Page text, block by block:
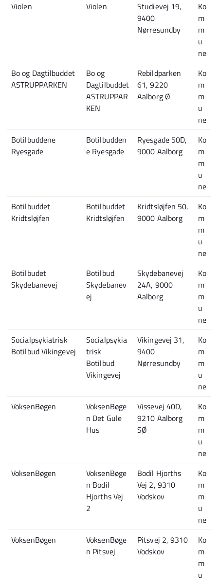
Violen
Violen
Studievej 19,
9400
Nørresundby
Ko
m
m
u
ne
Bo og Dagtilbuddet
ASTRUPPARKEN
Bo og
Dagtilbuddet
ASTRUPPAR
KEN
Rebildparken
61, 9220
Aalborg Ø
Ko
m
m
u
ne
Botilbuddene
Ryesgade
Botilbudden
e Ryesgade
Ryesgade 50D,
9000 Aalborg
Ko
m
m
u
ne
Botilbuddet
Kridtsløjfen
Botilbuddet
Kridtsløjfen
Kridtsløjfen 50,
9000 Aalborg
Ko
m
m
u
ne
Botilbudet
Skydebanevej
Botilbud
Skydebanev
ej
Skydebanevej
24A, 9000
Aalborg
Ko
m
m
u
ne
Socialpsykiatrisk
Botilbud Vikingevej
Socialpsykia
trisk
Botilbud
Vikingevej
Vikingevej 31,
9400
Nørresundby
Ko
m
m
u
ne
VoksenBøgen
VoksenBøge
n Det Gule
Hus
Vissevej 40D,
9210 Aalborg
SØ
Ko
m
m
u
ne
VoksenBøgen
VoksenBøge
n Bodil
Hjorths Vej
2
Bodil Hjorths
Vej 2, 9310
Vodskov
Ko
m
m
u
ne
VoksenBøgen
VoksenBøge
n Pitsvej
Pitsvej 2, 9310
Vodskov
Ko
m
m
u